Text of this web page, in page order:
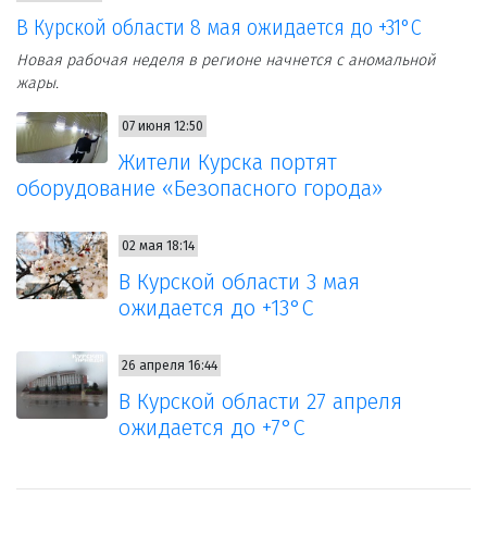
В Курской области 8 мая ожидается до +31°С
Новая рабочая неделя в регионе начнется с аномальной
жары.
07 июня 12:50
Жители Курска портят
оборудование «Безопасного города»
02 мая 18:14
В Курской области 3 мая
ожидается до +13°С
26 апреля 16:44
В Курской области 27 апреля
ожидается до +7°С